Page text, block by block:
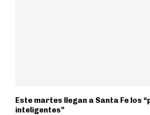
Este martes llegan a Santa Fe los
inteligentes”